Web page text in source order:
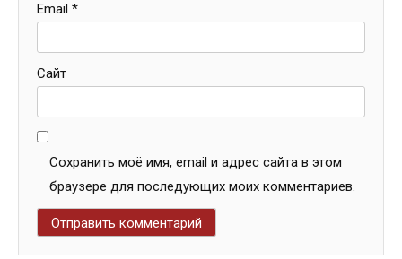
Email *
Сайт
Сохранить моё имя, email и адрес сайта в этом
браузере для последующих моих комментариев.